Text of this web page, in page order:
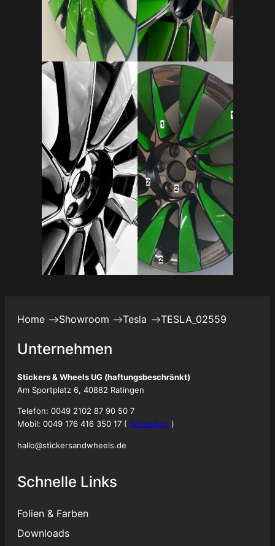
Home Showroom Tesla TESLA_02559
Unternehmen
Stickers & Wheels UG (haftungsbeschränkt)
Am Sportplatz 6, 40882 Ratingen
Telefon: 0049 2102 87 90 50 7
Mobil: 0049 176 416 350 17 ( WhatsApp )
hallo@stickersandwheels.de
Schnelle Links
Folien & Farben
Downloads